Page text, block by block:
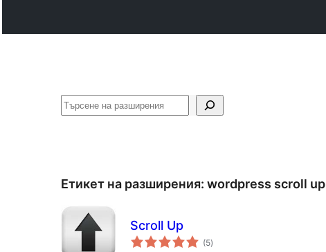
Търсене
Етикет на разширения: wordpress scroll up
Scroll Up
(5общо
оценки
)